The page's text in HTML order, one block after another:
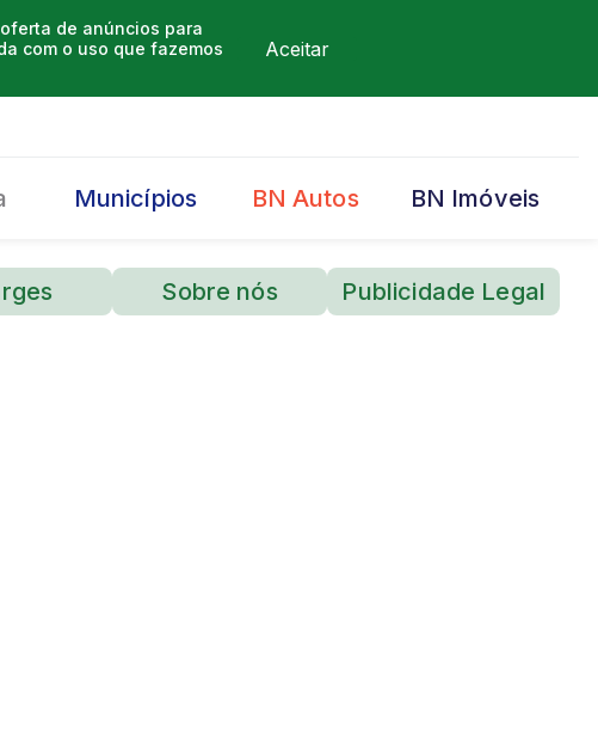
de anúncios para
com o uso que fazemos
Aceitar
Municípios BN Autos BN Imóveis
Sobre nós Publicidade Legal